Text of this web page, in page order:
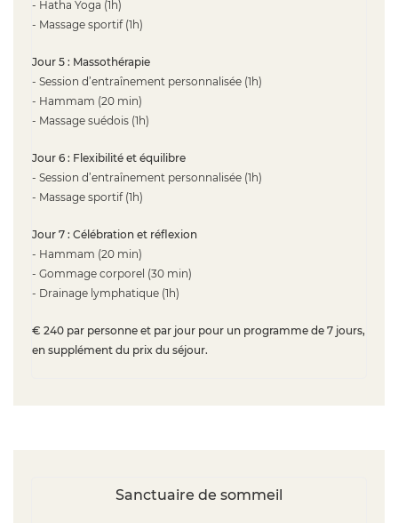
- Hatha Yoga (1h)
- Massage sportif (1h)
Jour 5 : Massothérapie
- Session d’entraînement personnalisée (1h)
- Hammam (20 min)
- Massage suédois (1h)
Jour 6 : Flexibilité et équilibre
- Session d’entraînement personnalisée (1h)
- Massage sportif (1h)
Jour 7 : Célébration et réflexion
- Hammam (20 min)
- Gommage corporel (30 min)
- Drainage lymphatique (1h)
€ 240 par personne et par jour pour un programme de 7 jours,
en supplément du prix du séjour.
Sanctuaire de sommeil